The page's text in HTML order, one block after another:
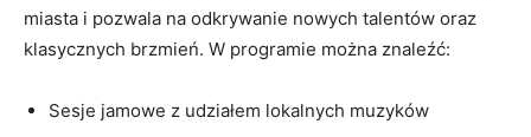
miasta i pozwala na odkrywanie nowych talentów ‌oraz
klasycznych brzmień. W programie można⁢ znaleźć:
Sesje jamowe z udziałem​ lokalnych muzyków